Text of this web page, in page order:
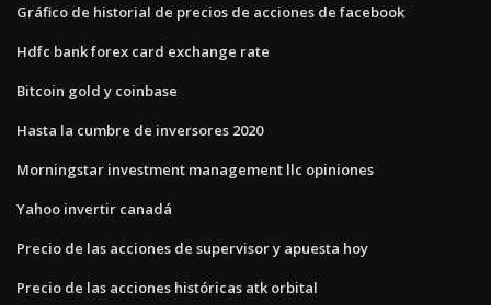
Gráfico de historial de precios de acciones de facebook
Hdfc bank forex card exchange rate
Bitcoin gold y coinbase
Hasta la cumbre de inversores 2020
Morningstar investment management llc opiniones
Yahoo invertir canadá
Precio de las acciones de supervisor y apuesta hoy
Precio de las acciones históricas atk orbital